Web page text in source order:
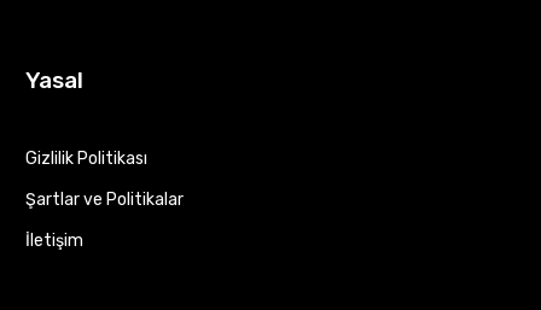
Yasal
Gizlilik Politikası
Şartlar ve Politikalar
İletişim